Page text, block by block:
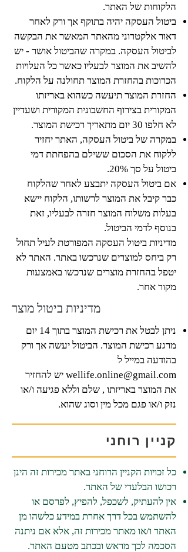
הלקוחות של האתר.
ביטול העסקה יהיה בתוקף אך ורק לאחר
דאור אלקטרוני מהאתר המאשר את הבקשה
לביטול העסקה. במקרה שהביטול אושר - יש
להשיב את המוצר לבעליו כאשר כל העלויות
הכרוכות בהחזרת המוצר תחולנה על הלקוח.
החזרת המוצר תיעשה כשהוא באריזתו
המקורית בצירוף החשבונית המקורית ושעדיין
לא חלפו 30 יום מתאריך רכישת המוצר.
במקרה של ביטול העסקה, האתר יחזיר
ללקוח את הסכום ששילם בהפחתת דמי
ביטול על סך 20%.
אם ביטול העסקה יתבצע לאחר שהלקוח
כבר קיבל את המוצר לרשותו, הלקוח יישא
בעלות משלוח המוצר חזרה לבעליו, זאת
בנוסף לדמי הביטול.
מדיניות ביטול העסקה המפורטת לעיל תחול
רק ביחס למוצרים שנרכשו באתר. האתר לא
יטפל בהחזרת מוצרים שנרכשו באמצעות
מקור אחר.
מדיניות ביטול מוצר
ניתן לבטל את רכישת המוצר בתוך 14 יום
מרגע רכישת המוצר. הביטול יעשה אך ורק
בהודעה במייל ל
wellife.online@gmail.com יש להחזיר
את המוצר באריזתו , שלם וללא פגיעה ו/או
נזק ו/או פגם מכל מין וסוג שהוא.
קניין רוחני
כל זכויות הקניין הרוחני באתר מכירות זה הינן
רכושו הבלעדי של האתר.​
אין להעתיק, לשכפל, להפיץ, לפרסם או
להשתמש בכל דרך אחרת במידע כלשהו מן
האתר ו/או מאתר מכירות זה, אלא אם ניתנה
הסכמה לכך מראש ובכתב מטעם האתר.